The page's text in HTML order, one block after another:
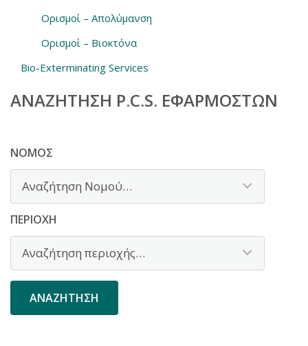
Ορισμοί – Απολύμανση
Ορισμοί – Βιοκτόνα
Bio-Exterminating Services
ΑΝΑΖΉΤΗΣΗ P.C.S. ΕΦΑΡΜΟΣΤΏΝ
ΝΟΜΌΣ
ΠΕΡΙΟΧΉ